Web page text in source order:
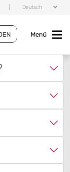
Deutsch
Menü